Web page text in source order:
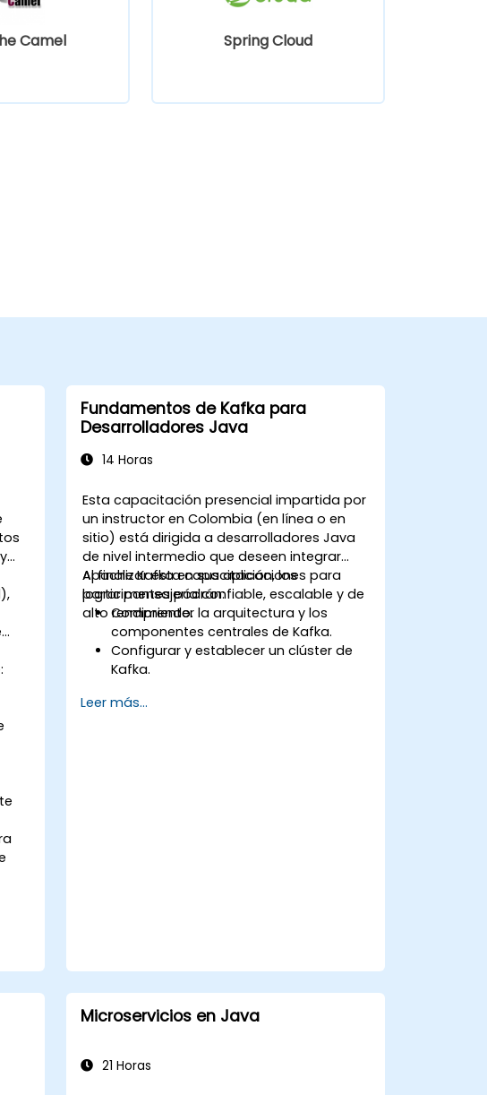
Camel Spring Cloud
Fundamentos de Kafka para
Desarrolladores Java
14 Horas
Esta capacitación presencial impartida por
un instructor en Colombia (en línea o en
sitio) está dirigida a desarrolladores Java
de nivel intermedio que deseen integrar
Apache Kafka en sus aplicaciones para
lograr mensajería confiable, escalable y de
alto rendimiento.
Al finalizar esta capacitación, los
participantes podrán:
Comprender la arquitectura y los
componentes centrales de Kafka.
Configurar y establecer un clúster de
Kafka.
utilizando Java.
Leer más...
Microservicios en Java
21 Horas